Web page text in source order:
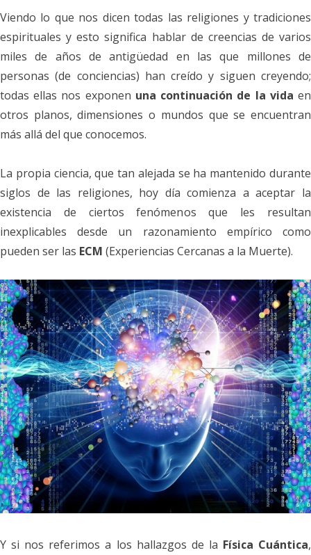
Viendo lo que nos dicen todas las religiones y tradiciones
espirituales y esto significa hablar de creencias de varios
miles de años de antigüedad en las que millones de
personas (de conciencias) han creído y siguen creyendo;
todas ellas nos exponen una continuación de la vida en
otros planos, dimensiones o mundos que se encuentran
más allá del que conocemos.
La propia ciencia, que tan alejada se ha mantenido durante
siglos de las religiones, hoy día comienza a aceptar la
existencia de ciertos fenómenos que les resultan
inexplicables desde un razonamiento empírico como
pueden ser las ECM (Experiencias Cercanas a la Muerte).
Y si nos referimos a los hallazgos de la Física Cuántica,